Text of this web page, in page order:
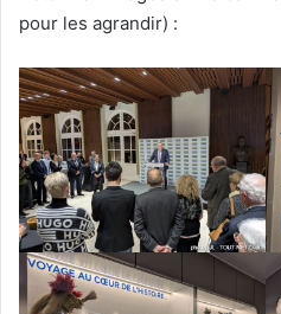
pour les agrandir) :